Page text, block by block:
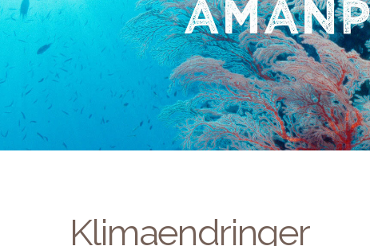
Klimaendringer